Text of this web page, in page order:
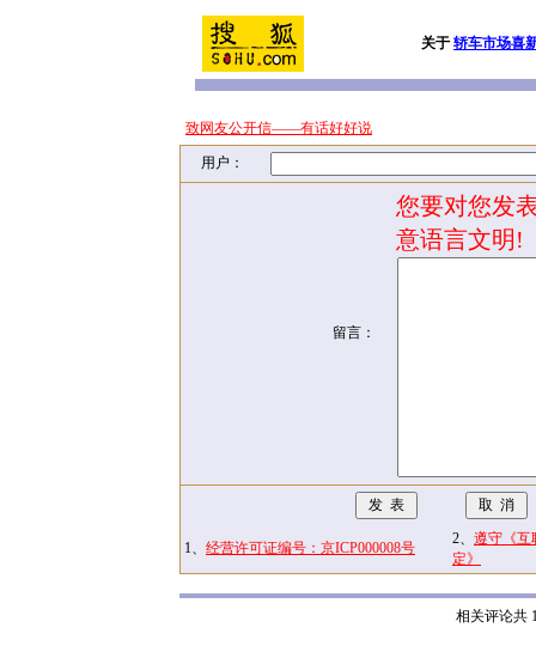
关于 轿车市场喜
致网友公开信——有话好好说
用户：
留言：
您要对您发
意语言文明!
1、 经营许可证编号：京ICP000008号
2、 遵守《互
定》
相关评论共